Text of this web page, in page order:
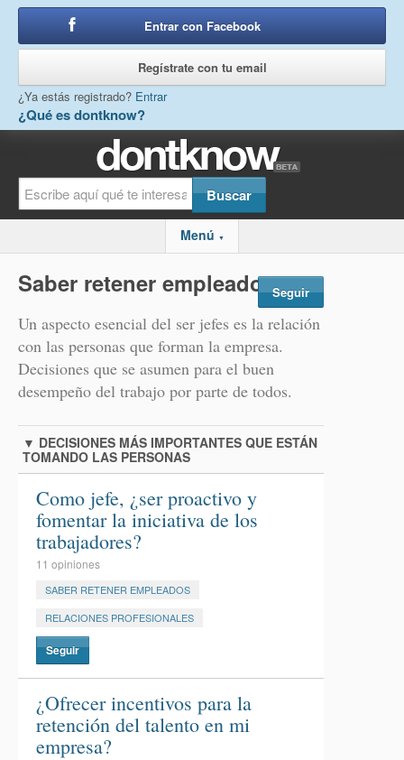
¿Qué es dontknow?
Entrar con Facebook
Regístrate con tu email
¿Ya estás registrado? Entrar
Menú ▼
Saber retener empleadosSeguir
Un aspecto esencial del ser jefes es la relación
con las personas que forman la empresa.
Decisiones que se asumen para el buen
desempeño del trabajo por parte de todos.
▼ DECISIONES MÁS IMPORTANTES QUE ESTÁN
TOMANDO LAS PERSONAS
Como jefe, ¿ser proactivo y
fomentar la iniciativa de los
trabajadores?
11 opiniones
SABER RETENER EMPLEADOS
RELACIONES PROFESIONALES
Seguir
¿Ofrecer incentivos para la
retención del talento en mi
empresa?